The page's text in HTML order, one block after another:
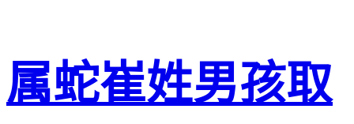
属蛇崔姓男孩取